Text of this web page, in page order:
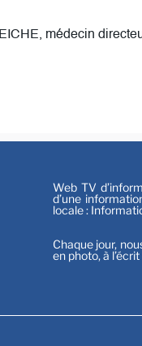
médecin
Web TV
d’une
locale :
Chaque jour,
en photo, à